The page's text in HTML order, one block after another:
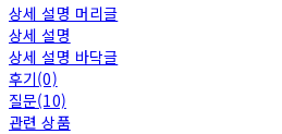
상세 설명 머리글
상세 설명
상세 설명 바닥글
후기(0)
질문(10)
관련 상품